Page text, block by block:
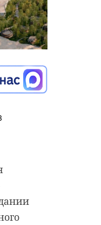
СВО д ...
08 ноября 2024, 06:52